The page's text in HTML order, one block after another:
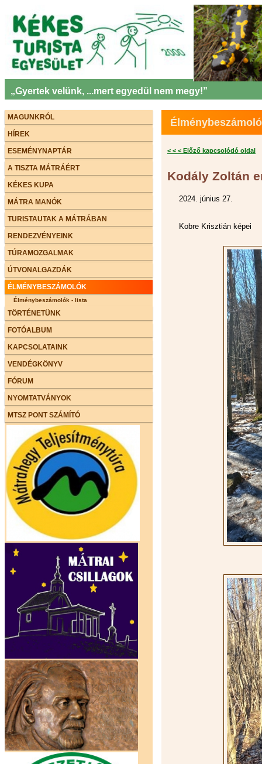
„Gyertek velünk, ...mert egyedül nem megy!”
MAGUNKRÓL
HÍREK
ESEMÉNYNAPTÁR
A TISZTA MÁTRÁÉRT
KÉKES KUPA
MÁTRA MANÓK
TURISTAUTAK A MÁTRÁBAN
RENDEZVÉNYEINK
TÚRAMOZGALMAK
ÚTVONALGAZDÁK
ÉLMÉNYBESZÁMOLÓK
Élménybeszámolók - lista
TÖRTÉNETÜNK
FOTÓALBUM
KAPCSOLATAINK
VENDÉGKÖNYV
FÓRUM
NYOMTATVÁNYOK
MTSZ PONT SZÁMÍTÓ
< < < Előző kapcsolódó oldal
Kodály Zoltán
2024. június 27.
Kobre Krisztián képei